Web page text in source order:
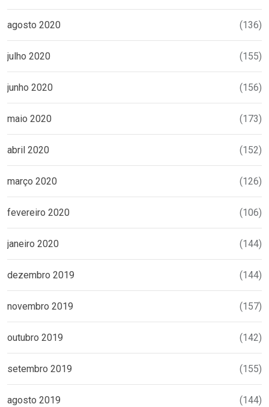
agosto 2020 (136)
julho 2020 (155)
junho 2020 (156)
maio 2020 (173)
abril 2020 (152)
março 2020 (126)
fevereiro 2020 (106)
janeiro 2020 (144)
dezembro 2019 (144)
novembro 2019 (157)
outubro 2019 (142)
setembro 2019 (155)
agosto 2019 (144)